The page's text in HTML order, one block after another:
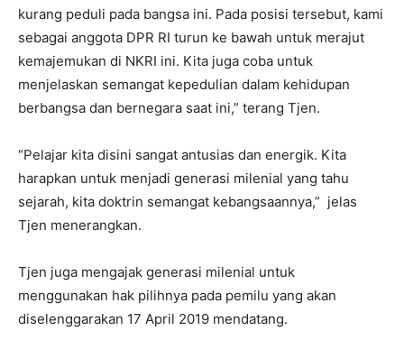
kurang peduli pada bangsa ini. Pada posisi tersebut, kami
sebagai anggota DPR RI turun ke bawah untuk merajut
kemajemukan di NKRI ini. Kita juga coba untuk
menjelaskan semangat kepedulian dalam kehidupan
berbangsa dan bernegara saat ini,” terang Tjen.
“Pelajar kita disini sangat antusias dan energik. Kita
harapkan untuk menjadi generasi milenial yang tahu
sejarah, kita doktrin semangat kebangsaannya,” jelas
Tjen menerangkan.
Tjen juga mengajak generasi milenial untuk
menggunakan hak pilihnya pada pemilu yang akan
diselenggarakan 17 April 2019 mendatang.